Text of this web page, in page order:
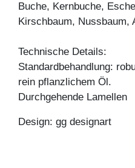
Buche, Kernbuche,
Kirschbaum, Nussbaum,
Technische Details:
Standardbehandlung:
rein pflanzlichem Öl.
Durchgehende Lamellen
Design: gg designart